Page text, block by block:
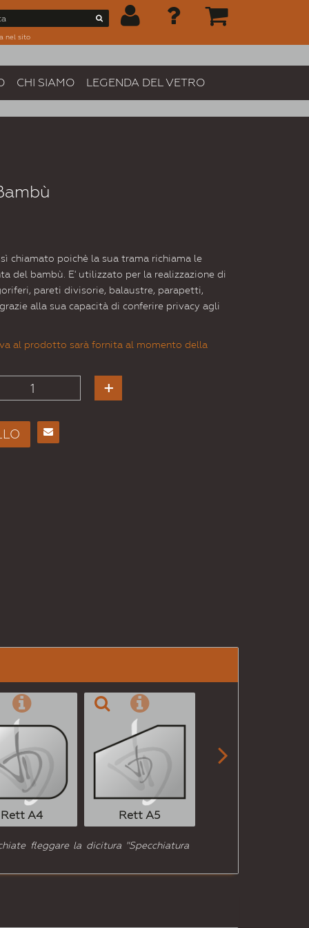
nel sito
CHI SIAMO LEGENDA DEL VETRO
chiamato poichè la sua trama richiama le
del bambù. E' utilizzato per la realizzazione di
pareti divisorie, balaustre, parapetti,
alla sua capacità di conferire privacy agli
al prodotto sarà fornita al momento della
Rett A4 Rett A5

fleggare la dicitura "Specchiatura